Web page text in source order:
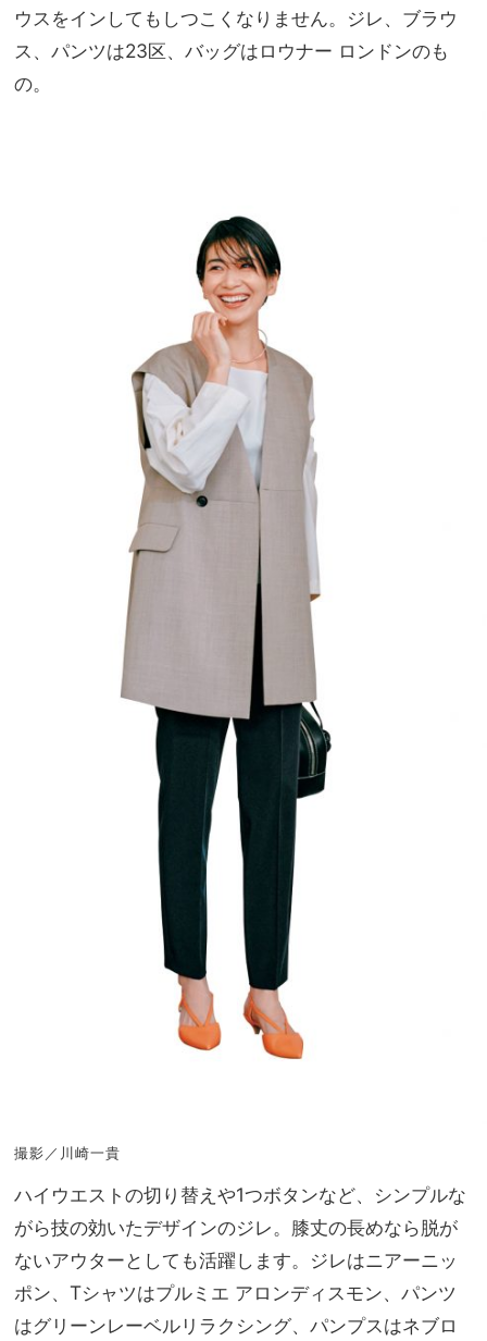
ウスをインしてもしつこくなりません。ジレ、ブラウ
ス、パンツは23区、バッグはロウナー ロンドンのも
の。
撮影／川崎一貴
ハイウエストの切り替えや1つボタンなど、シンプルな
がら技の効いたデザインのジレ。膝丈の長めなら脱が
ないアウターとしても活躍します。ジレはニアーニッ
ポン、Tシャツはプルミエ アロンディスモン、パンツ
はグリーンレーベルリラクシング、パンプスはネブロ